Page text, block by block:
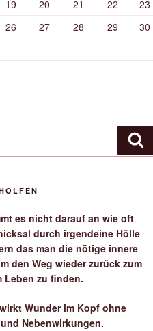
19 20 21 22
23
26 27 28 29
30
es nicht darauf an wie oft
durch irgendeine Hölle
das man die nötige innere
den Weg wieder zurück zum
Leben zu finden.
Wunder im Kopf ohne
Nebenwirkungen.